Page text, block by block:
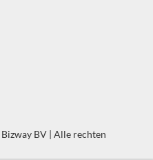
Bizway BV | Alle rechten